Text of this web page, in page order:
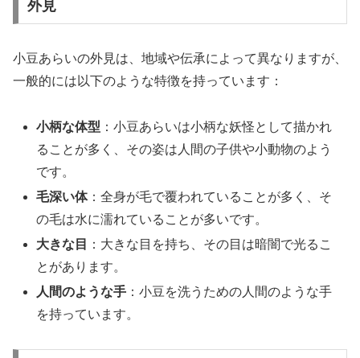
外見
小豆あらいの外見は、地域や伝承によって異なりますが、
一般的には以下のような特徴を持っています：
小柄な体型 ：小豆あらいは小柄な妖怪として描かれ
ることが多く、その姿は人間の子供や小動物のよう
です。
毛深い体：全身が毛で覆われていることが多く、そ
の毛は水に濡れていることが多いです。
大きな目
：大きな目を持ち、その目は暗闇で光るこ
とがあります。
人間のような手 ：小豆を洗うための人間のような手
を持っています。